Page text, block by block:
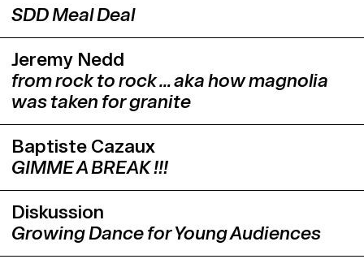
SDD Meal Deal
Jeremy Nedd
from rock to rock … aka how magnolia
was taken for granite
Baptiste Cazaux
GIMME A BREAK !!!
Diskussion
Growing Dance for Young Audiences